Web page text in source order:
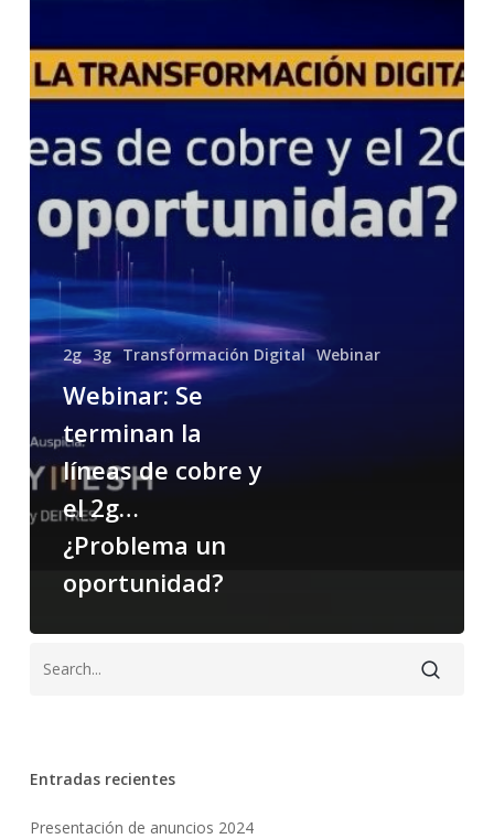
y
el
2g…
un
2g 3g Transformación Digital Webinar
Webinar: Se
terminan la
líneas de cobre y
el 2g…
¿Problema un
oportunidad?
Entradas recientes
Presentación de anuncios 2024